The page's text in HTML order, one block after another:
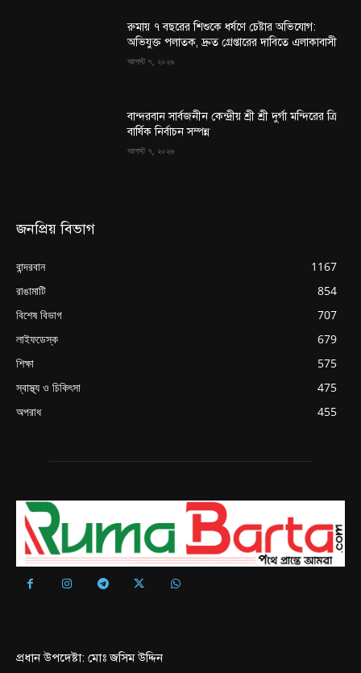
রুমায় ৭ বছরের শিশুকে ধর্ষণে চেষ্টার অভিযোগ:
অভিযুক্ত পলাতক, দ্রুত গ্রেপ্তারের দাবিতে এলাকাবাসী
আগস্ট ৭, ২০২৬
বান্দরবান সার্বজনীন কেন্দ্রীয় শ্রী শ্রী দুর্গা মন্দিরের ত্রি
বার্ষিক নির্বাচন সম্পন্ন
আগস্ট ৭, ২০২৬
জনপ্রিয় বিভাগ
বান্দরবান
1167
রাঙামাটি
854
বিশেষ বিভাগ
707
লাইফডেস্ক
679
শিক্ষা
575
স্বাস্থ্য ও চিকিৎসা
475
অপরাধ
455
প্রধান উপদেষ্টা: মোঃ জসিম উদ্দিন